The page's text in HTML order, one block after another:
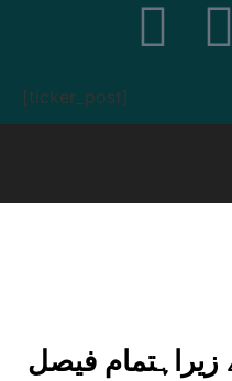
[ticker_post]
فیصل